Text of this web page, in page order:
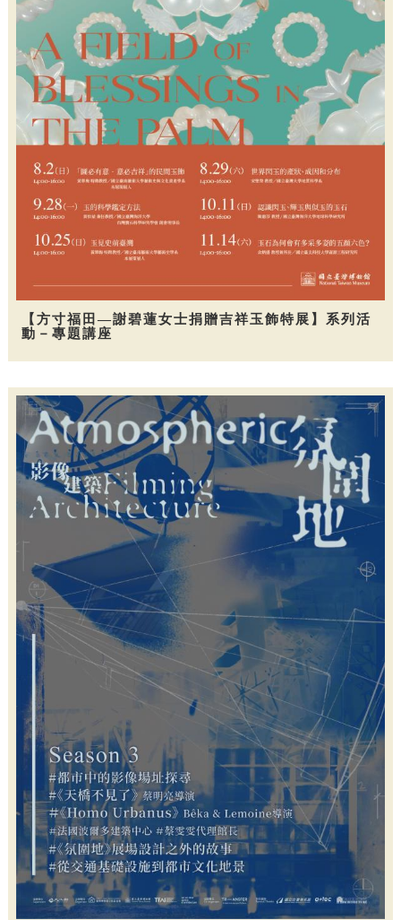
【方寸福田—謝碧蓮女士捐贈吉祥玉飾特展】系列活
動－專題講座